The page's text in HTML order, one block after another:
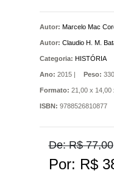
Autor: Marcelo Mac
Autor: Claudio H. M.
Categoria: HISTÓRIA
Ano: 2015 | Peso:
Formato: 21,00 x 14,00
ISBN: 9788526810877
De: R$ 77,00
Por: R$